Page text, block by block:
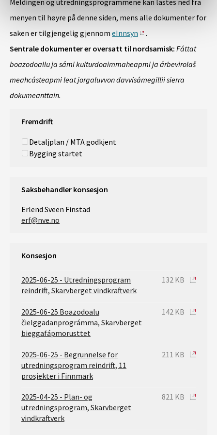
Meldingen og utredningsprogrammene kan lastes ned fra
menyen til høyre på denne siden, mens alle dokumenter for
saken er tilgjengelig gjennom eInnsyn
.
Sentrale dokumenter er oversatt til nordsamisk: Fáttat
boazodoallu ja sámi kulturdoaimmaheapmi ja árbevirolaš
meahcásteapmi leat jorgaluvvon davvisámegillii sierra
dokumeanttain.
Fremdrift
Detaljplan / MTA godkjent
Bygging startet
Saksbehandler konsesjon
Erlend Sveen Finstad
erf@nve.no
Konsesjon
2025-06-25 - Utredningsprogram
reindrift, Skarvberget vindkraftverk
132 KB
2025-06-25 Boazodoalu
čielggadanprográmma, Skarvberget
bieggafápmorusttet
142 KB
2025-06-25 - Begrunnelse for
utredningsprogram reindrift, 11
prosjekter i Finnmark
211 KB
2025-04-25 - Plan- og
utredningsprogram, Skarvberget
vindkraftverk
821 KB